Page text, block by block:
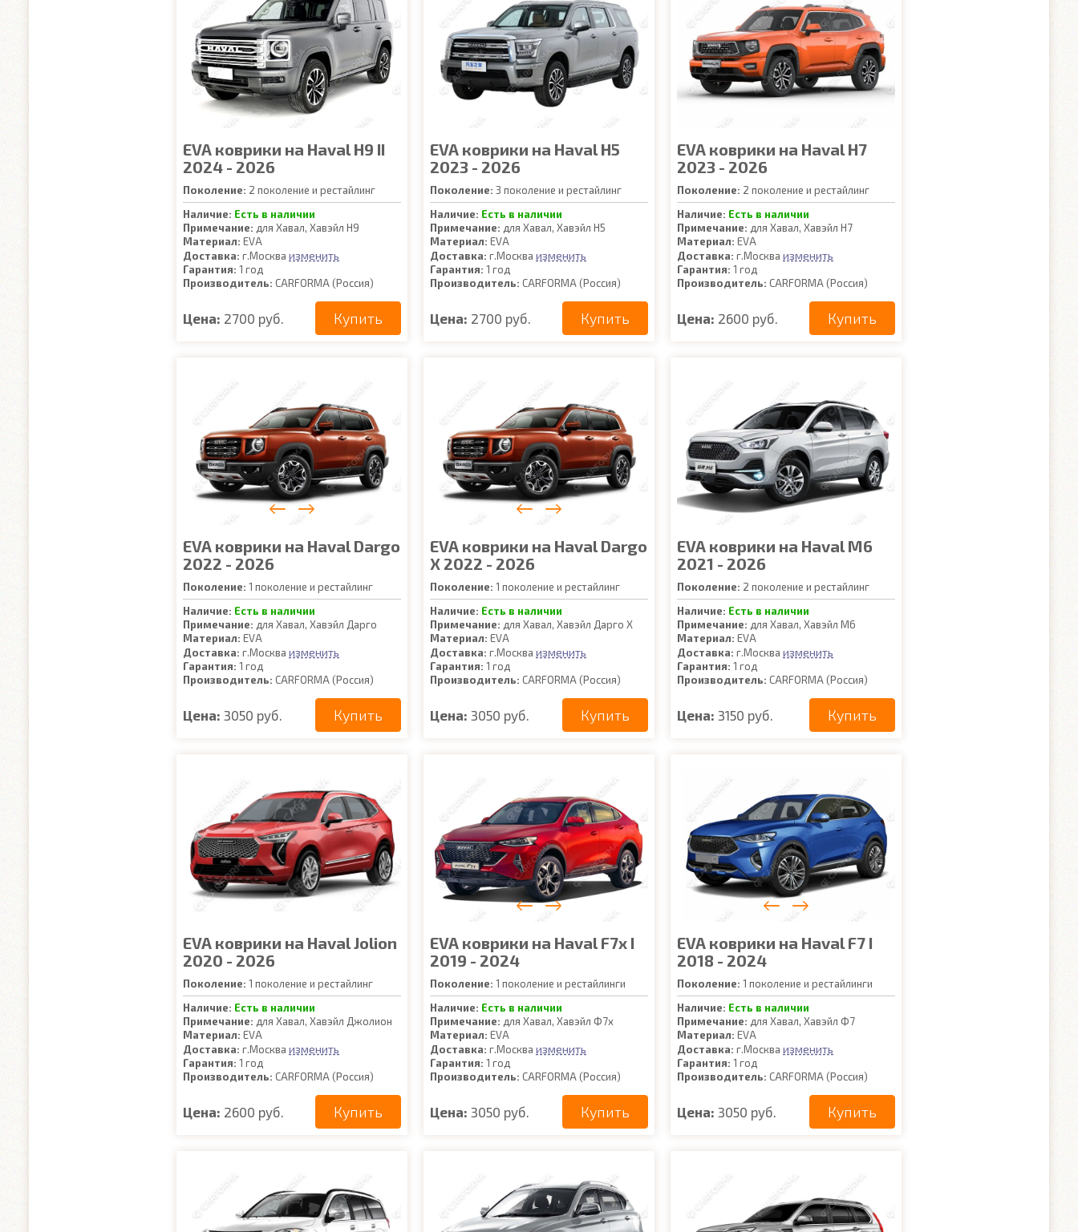
EVA коврики на Haval H9 II
2024 - 2026
Поколение: 2 поколение и рестайлинг
Наличие: Есть в наличии
Примечание: для Хавал, Хавэйл Н9
Материал: EVA
Доставка: г.Москва изменить
Гарантия: 1 год
Производитель: CARFORMA (Россия)
Цена: 2700 руб. Купить
EVA коврики на Haval H5
2023 - 2026
Поколение: 3 поколение и рестайлинг
Наличие: Есть в наличии
Примечание: для Хавал, Хавэйл Н5
Материал: EVA
Доставка: г.Москва изменить
Гарантия: 1 год
Производитель: CARFORMA (Россия)
Цена: 2700 руб. Купить
EVA коврики на Haval H7
2023 - 2026
Поколение: 2 поколение и рестайлинг
Наличие: Есть в наличии
Примечание: для Хавал, Хавэйл Н7
Материал: EVA
Доставка: г.Москва изменить
Гарантия: 1 год
Производитель: CARFORMA (Россия)
Цена: 2600 руб. Купить
EVA коврики на Haval Dargo
2022 - 2026
Поколение: 1 поколение и рестайлинг
Наличие: Есть в наличии
Примечание: для Хавал, Хавэйл Дарго
Материал: EVA
Доставка: г.Москва изменить
Гарантия: 1 год
Производитель: CARFORMA (Россия)
Цена: 3050 руб. Купить
EVA коврики на Haval Dargo
X 2022 - 2026
Поколение: 1 поколение и рестайлинг
Наличие: Есть в наличии
Примечание: для Хавал, Хавэйл Дарго Х
Материал: EVA
Доставка: г.Москва изменить
Гарантия: 1 год
Производитель: CARFORMA (Россия)
Цена: 3050 руб. Купить
EVA коврики на Haval M6
2021 - 2026
Поколение: 2 поколение и рестайлинг
Наличие: Есть в наличии
Примечание: для Хавал, Хавэйл М6
Материал: EVA
Доставка: г.Москва изменить
Гарантия: 1 год
Производитель: CARFORMA (Россия)
Цена: 3150 руб. Купить
EVA коврики на Haval Jolion
2020 - 2026
Поколение: 1 поколение и рестайлинг
Наличие: Есть в наличии
Примечание: для Хавал, Хавэйл Джолион
Материал: EVA
Доставка: г.Москва изменить
Гарантия: 1 год
Производитель: CARFORMA (Россия)
Цена: 2600 руб. Купить
EVA коврики на Haval F7x I
2019 - 2024
Поколение: 1 поколение и рестайлинги
Наличие: Есть в наличии
Примечание: для Хавал, Хавэйл Ф7х
Материал: EVA
Доставка: г.Москва изменить
Гарантия: 1 год
Производитель: CARFORMA (Россия)
Цена: 3050 руб. Купить
EVA коврики на Haval F7 I
2018 - 2024
Поколение: 1 поколение и рестайлинги
Наличие: Есть в наличии
Примечание: для Хавал, Хавэйл Ф7
Материал: EVA
Доставка: г.Москва изменить
Гарантия: 1 год
Производитель: CARFORMA (Россия)
Цена: 3050 руб. Купить